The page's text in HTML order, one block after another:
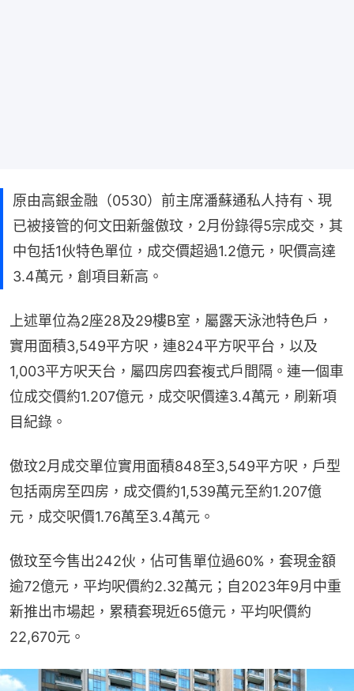
原由高銀金融（0530）前主席潘蘇通私人持有、現
已被接管的何文田新盤傲玟，2月份錄得5宗成交，其
中包括1伙特色單位，成交價超過1.2億元，呎價高達
3.4萬元，創項目新高。
上述單位為2座28及29樓B室，屬露天泳池特色戶，
實用面積3,549平方呎，連824平方呎平台，以及
1,003平方呎天台，屬四房四套複式戶間隔。連一個車
位成交價約1.207億元，成交呎價達3.4萬元，刷新項
目紀錄。
傲玟2月成交單位實用面積848至3,549平方呎，戶型
包括兩房至四房，成交價約1,539萬元至約1.207億
元，成交呎價1.76萬至3.4萬元。
傲玟至今售出242伙，佔可售單位過60%，套現金額
逾72億元，平均呎價約2.32萬元；自2023年9月中重
新推出市場起，累積套現近65億元，平均呎價約
22,670元。